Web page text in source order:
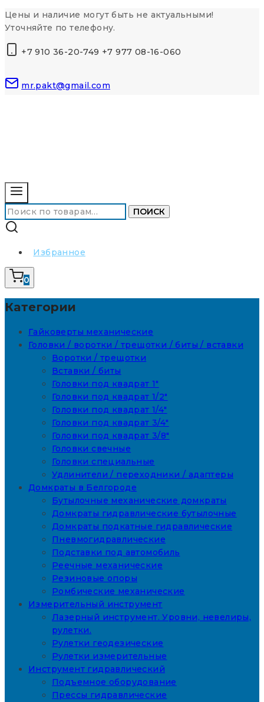
Перейти
к
Цены и наличие могут быть не актуальными!
Уточняйте по телефону.
+7 910 36-20-749 +7 977 08-16-060
mr.pakt@gmail.com
Искать: ПОИСК
Избранное
0
Категории
Гайковерты механические
Головки / воротки / трещотки / биты / вставки
Воротки / трещотки
Вставки / биты
Головки под квадрат 1"
Головки под квадрат 1/2"
Головки под квадрат 1/4"
Головки под квадрат 3/4"
Головки под квадрат 3/8"
Головки свечные
Головки специальные
Удлинители / переходники / адаптеры
Домкраты в Белгороде
Бутылочные механические домкраты
Домкраты гидравлические бутылочные
Домкраты подкатные гидравлические
Пневмогидравлические
Подставки под автомобиль
Реечные механические
Резиновые опоры
Ромбические механические
Измерительный инструмент
Лазерный инструмент. Уровни, невелиры,
рулетки.
Рулетки геодезические
Рулетки измерительные
Инструмент гидравлический
Подъемное оборудование
Прессы гидравлические